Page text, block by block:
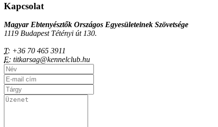
Kapcsolat
Magyar Ebtenyésztők Országos Egyesületeinek Szövetsége
1119 Budapest Tétényi út 130.
T: +36 70 465 3911
E: titkarsag@kennelclub.hu